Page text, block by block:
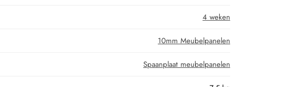
4 weken
10mm Meubelpanelen
Spaanplaat meubelpanelen